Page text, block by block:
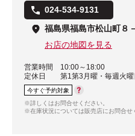
024-534-9131
福島県福島市松山町８
お店の地図を見る
営業時間
10:00～18:00
定休日
第1第3月曜・毎週火曜
今すぐ予約対象
※詳しくはお問合せください。
※在庫状況については販売店にお問合せ